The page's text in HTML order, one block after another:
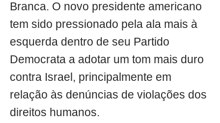
Branca. O novo presidente americano
tem sido pressionado pela ala mais à
esquerda dentro de seu Partido
Democrata a adotar um tom mais duro
contra Israel, principalmente em
relação às denúncias de violações dos
direitos humanos.